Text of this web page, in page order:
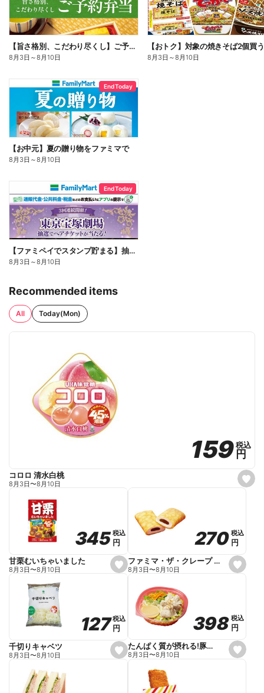
【旨さ格別、こだわり尽くし】ご予約弁当
8月3日 ～8月10日 8月3日 ～8月10日
End Today
【お中元】夏の贈り物をファミマで
8月3日 ～8月10日
End Today
【ファミペイでスタンプ貯まる】抽選でペアチケットが当たる!
8月3日 ～8月10日
Recommended items
All Today(Mon)
s
e
159
159税込
税込
円
円
コロロ 清水白桃
8月3日〜8月10日
s
e
o
r
i
e
345
345税込
税込
円
円
甘栗むいちゃいました
8月3日〜8月10日
s
e
o
r
i
e
270
270 税込
税込
円
円
ファミマ・ザ・クレープ 生チョコ
8月3日〜8月10日
s
e
127
127税込
税込
円
円
千切りキャベツ
8月3日〜8月10日
s
e
398
398 税込
税込
円
円
たんぱく質が摂れる!豚しゃぶのパスタサラダ
8月3日〜8月10日